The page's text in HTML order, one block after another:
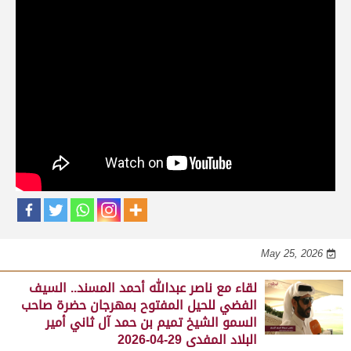
May 25, 2026
لقاء مع جابر بن سالم بن فاران.. مضمر هجن الشحانية الفائز
بالسيف الذهبي للحيل المفتوح بميدان الوثبة 22-05-2026
May 25, 2026
لقاء مع ناصر عبدالله أحمد المسند.. السيف
الفضي للحيل المفتوح بمهرجان حضرة صاحب
السمو الشيخ تميم بن حمد آل ثاني أمير
البلاد المفدى 29-04-2026